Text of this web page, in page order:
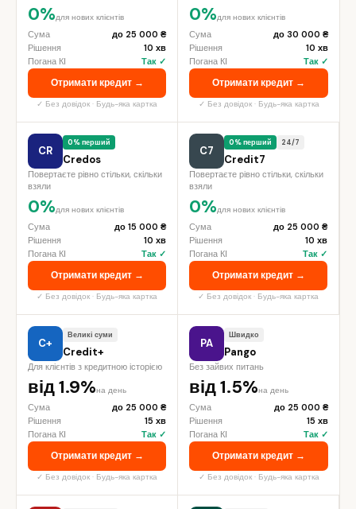
0%для нових клієнтів
Сума
до 25 000 ₴
Рішення
10 хв
Погана КІ
Так ✓
Отримати кредит →
✓ Без довідок · Будь-яка картка
0%для нових клієнтів
Сума
до 30 000 ₴
Рішення
10 хв
Погана КІ
Так ✓
Отримати кредит →
✓ Без довідок · Будь-яка картка
CR
0% перший
Credos
Повертаєте рівно стільки, скільки
взяли
0%для нових клієнтів
Сума
до 15 000 ₴
Рішення
10 хв
Погана КІ
Так ✓
Отримати кредит →
✓ Без довідок · Будь-яка картка
C7
0% перший 24/7
Credit7
Повертаєте рівно стільки, скільки
взяли
0%для нових клієнтів
Сума
до 25 000 ₴
Рішення
10 хв
Погана КІ
Так ✓
Отримати кредит →
✓ Без довідок · Будь-яка картка
C+
Великі суми
Credit+
Для клієнтів з кредитною історією
від 1.9%на день
Сума
до 25 000 ₴
Рішення
15 хв
Погана КІ
Так ✓
Отримати кредит →
✓ Без довідок · Будь-яка картка
PA
Швидко
Pango
Без зайвих питань
від 1.5%на день
Сума
до 25 000 ₴
Рішення
15 хв
Погана КІ
Так ✓
Отримати кредит →
✓ Без довідок · Будь-яка картка